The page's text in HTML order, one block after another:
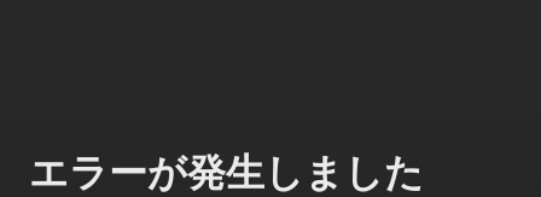
エラーが発生しました